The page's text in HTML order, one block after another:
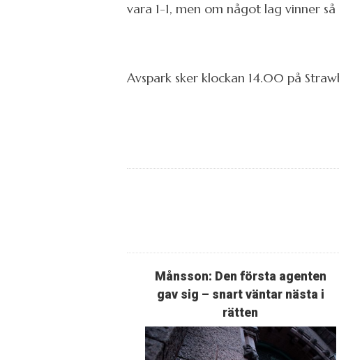
vara 1-1, men om något lag vinner
Avspark sker klockan 14.00 på
Månsson: Den första agenten
gav sig – snart väntar nästa i
rätten